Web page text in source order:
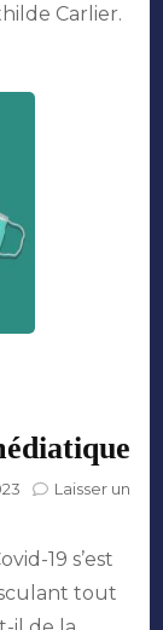
Carlier.
Laisser un
19 s’est
tout